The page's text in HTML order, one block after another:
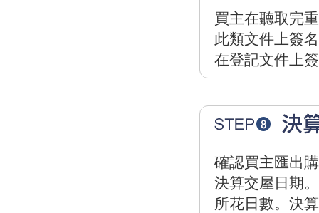
買主在聽取完
此類文件上簽
在登記文件上
確認買主匯出
決算交屋日期
所花日數。決